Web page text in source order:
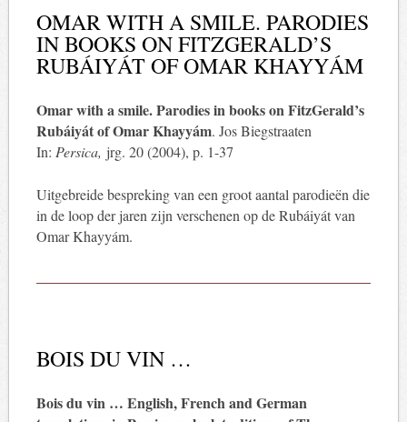
OMAR WITH A SMILE. PARODIES
IN BOOKS ON FITZGERALD’S
RUBÁIYÁT OF OMAR KHAYYÁM
Omar with a smile. Parodies in books on FitzGerald’s
Rubáiyát of Omar Khayyám. Jos Biegstraaten
In: Persica, jrg. 20 (2004), p. 1-37
Uitgebreide bespreking van een groot aantal parodieën die
in de loop der jaren zijn verschenen op de Rubáiyát van
Omar Khayyám.
BOIS DU VIN …
Bois du vin … English, French and German